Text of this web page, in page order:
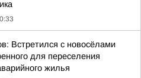
Встретился с новосёлами
для переселения
жилья